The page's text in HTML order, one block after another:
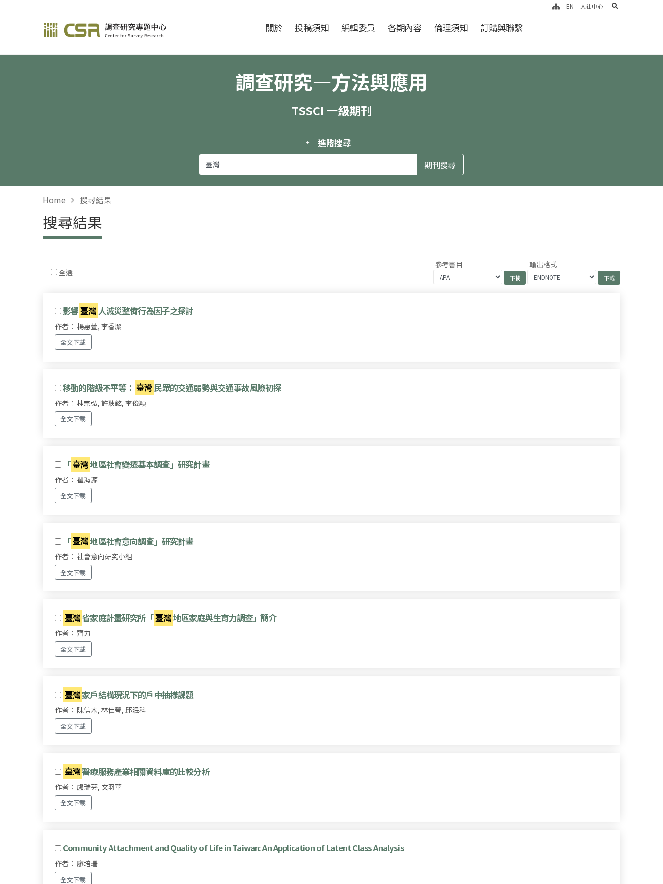
調查研究—方法與應用期刊 關於 投稿須知 編輯委員 各期內容 倫理須知 訂購與聯繫
EN 人社中心 search
調查研究—方法與應用
TSSCI 一級期刊
進階搜尋
Home 搜尋結果
搜尋結果
全選
參考書目 輸出格式
影響臺灣 人減災整備行為因子之探討
作者： 楊惠萱, 李香潔
全文下載
移動的階級不平等： 臺灣 民眾的交通弱勢與交通事故風險初探
作者： 林宗弘, 許耿銘, 李俊穎
全文下載
「臺灣地區社會變遷基本調查」研究計畫
作者： 瞿海源
全文下載
「臺灣地區社會意向調查」研究計畫
作者： 社會意向研究小組
全文下載
臺灣省家庭計畫研究所「臺灣地區家庭與生育力調查」簡介
作者： 齊力
全文下載
臺灣家戶結構現況下的戶中抽樣課題
作者： 陳信木, 林佳瑩, 邱泯科
全文下載
臺灣醫療服務產業相關資料庫的比較分析
作者： 盧瑞芬, 文羽苹
全文下載
Community Attachment and Quality of Life in Taiwan: An Application of Latent Class Analysis
作者： 廖培珊
全文下載